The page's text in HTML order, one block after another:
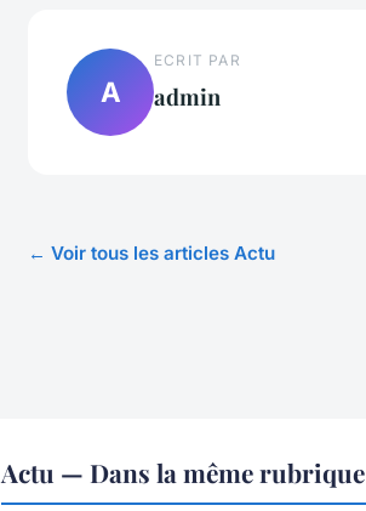
A
ECRIT PAR
admin
← Voir tous les articles Actu
Actu — Dans la même rubrique